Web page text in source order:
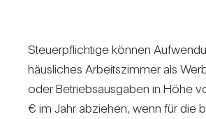
Steu­er­pflich­tige können
häus­li­ches Arbeits­zimmer als
oder Betriebs­aus­gaben in Höhe
€ im Jahr abziehen, wenn für die